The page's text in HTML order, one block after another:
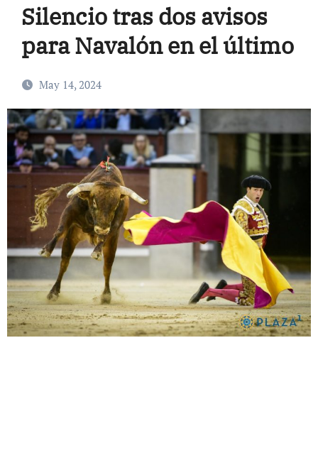
Silencio tras dos avisos
para Navalón en el último
May 14, 2024